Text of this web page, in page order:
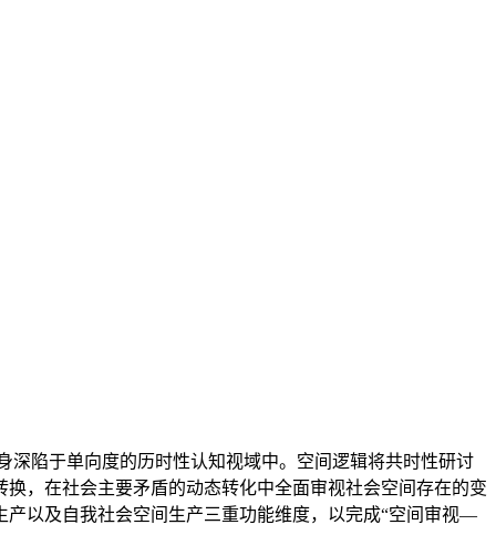
陷于单向度的历时性认知视域中。空间逻辑将共时性研讨
，在社会主要矛盾的动态转化中全面审视社会空间存在的变
以及自我社会空间生产三重功能维度，以完成“空间审视—